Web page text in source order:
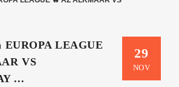
29
NOV
EUROPA LEAGUE
VS
...